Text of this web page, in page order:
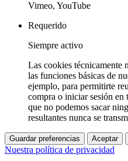
Vimeo, YouTube
Requerido
Siempre activo
Las cookies técnicamente
las funciones básicas de
ejemplo, para permitirte
compra o iniciar sesión en
que no podemos sacar
resultantes nunca se
Guardar preferencias Aceptar
Nuestra política de privacidad